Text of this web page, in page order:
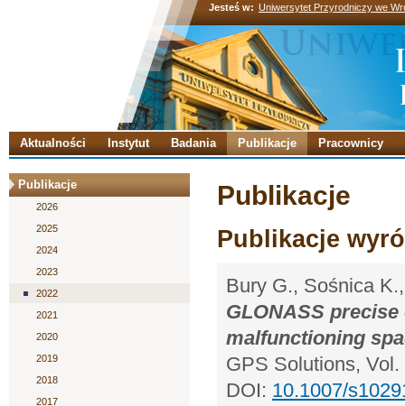
Jesteś w: Uniwersytet Przyrodniczy we
Aktualności Instytut Badania Publikacje Pracownicy
Publikacje
2026
2025
2024
2023
2022
2021
2020
2019
2018
2017
Publikacje
Publikacje
Bury G., Sośnica
GLONASS
malfunctioning
GPS Solutions,
DOI: 10.1007/